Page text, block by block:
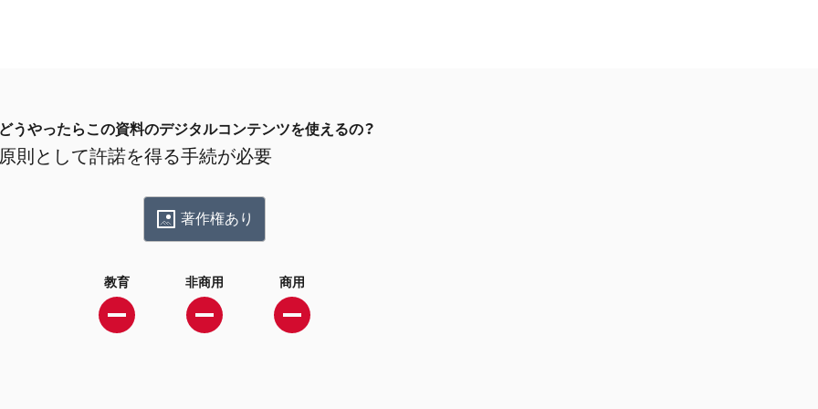
どうやったらこの資料のデジタルコンテンツを使えるの？
原則として許諾を得る手続が必要
著作権あり
教育 非商用 商用